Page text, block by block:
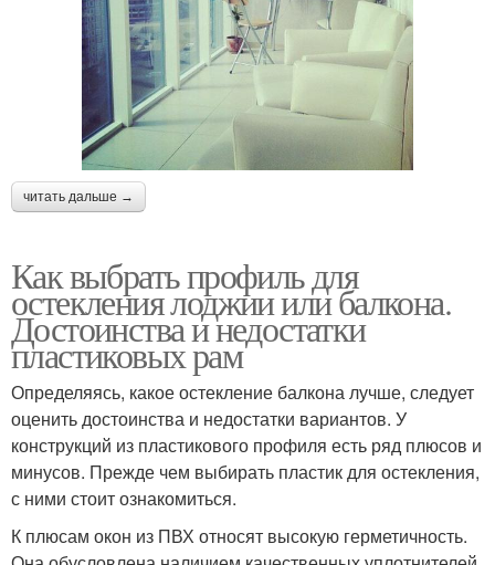
читать дальше →
Как выбрать профиль для
остекления лоджии или балкона.
Достоинства и недостатки
пластиковых рам
Определяясь, какое остекление балкона лучше, следует
оценить достоинства и недостатки вариантов. У
конструкций из пластикового профиля есть ряд плюсов и
минусов. Прежде чем выбирать пластик для остекления,
с ними стоит ознакомиться.
К плюсам окон из ПВХ относят высокую герметичность.